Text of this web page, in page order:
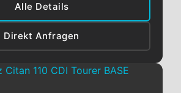
Alle Details
Direkt Anfragen